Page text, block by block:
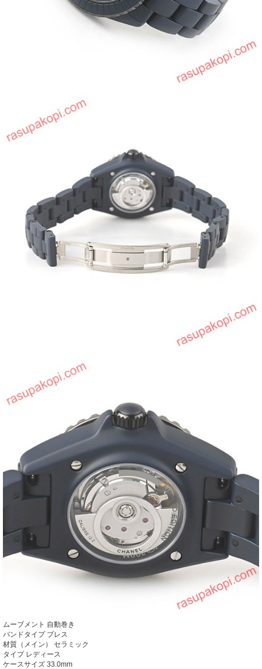
ムーブメント 自動巻き
バンドタイプ ブレス
材質（メイン） セラミック
タイプ レディース
ケースサイズ 33.0mm